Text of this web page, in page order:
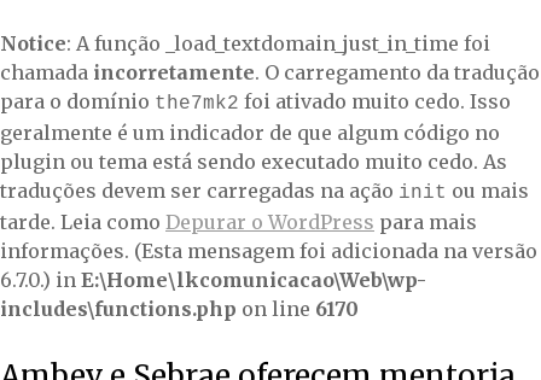
Notice: A função _load_textdomain_just_in_time foi
chamada incorretamente. O carregamento da tradução
para o domínio the7mk2 foi ativado muito cedo. Isso
geralmente é um indicador de que algum código no
plugin ou tema está sendo executado muito cedo. As
traduções devem ser carregadas na ação init ou mais
tarde. Leia como Depurar o WordPress para mais
informações. (Esta mensagem foi adicionada na versão
6.7.0.) in E:\Home\lkcomunicacao\Web\wp-
includes\functions.php on line 6170